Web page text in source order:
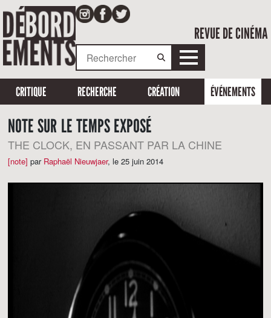
REVUE DE CINÉMA
CRITIQUE RECHERCHE CRÉATION ÉVÉNEMENTS
NOTE SUR LE TEMPS EXPOSÉ
THE CLOCK, EN PASSANT PAR LA CHINE
[note] par Raphaël Nieuwjaer, le 25 juin 2014